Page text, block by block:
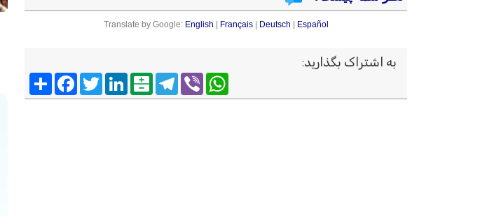
Translate by Google: English Français| Deutsch Español
به اشتراک بگذارید:
اشتراک
FacebookTwitter
LinkedInBalatarin
TelegramViber
WhatsApp